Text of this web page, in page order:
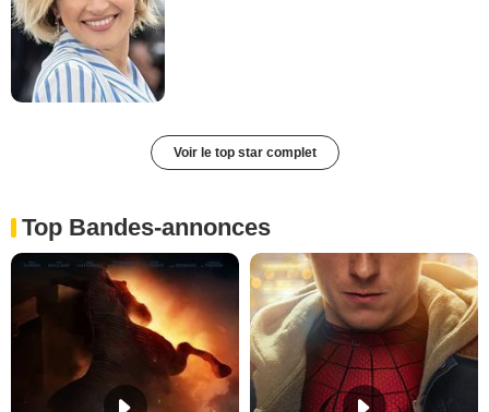
Voir le top star complet
Top Bandes-annonces